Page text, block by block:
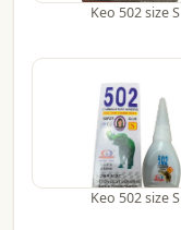
Keo 502 size S
Keo 502 size S